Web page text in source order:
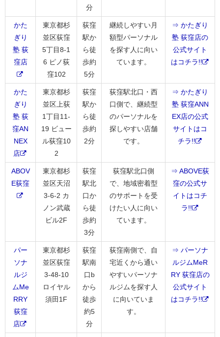
分
かた
ぎり
塾 荻
窪店
東京都杉
並区荻窪
5丁目8-1
6 ピノ荻
窪102
荻窪
駅か
ら徒
歩約
5分
継続しやすい月
額型パーソナル
を探す人に向い
ています。
⇒ かたぎり
塾 荻窪店の
公式サイト
はコチラ!!
かた
ぎり
塾 荻
窪AN
NEX
店
東京都杉
並区上荻
1丁目11-
19 ビュー
ル荻窪10
2
荻窪
駅か
ら徒
歩約
2分
荻窪駅北口・西
口側で、継続型
のパーソナルを
探しやすい店舗
です。
⇒ かたぎり
塾 荻窪ANN
EX店の公式
サイトはコ
チラ!!
ABOV
E荻窪
東京都杉
並区天沼
3-6-2 カ
ノン武蔵
ビル2F
荻窪
駅北
口か
ら徒
歩約
3分
荻窪駅北口側
で、地域密着型
のサポートを受
けたい人に向い
ています。
⇒ ABOVE荻
窪の公式サ
イトはコチ
ラ!!
パー
ソナ
ルジ
ムMe
RRY
荻窪
店
東京都杉
並区荻窪
3-48-10
ロイヤル
須田1F
荻窪
駅南
口b
から
徒歩
約5
分
荻窪南側で、自
宅近くから通い
やすいパーソナ
ルジムを探す人
に向いていま
す。
⇒ パーソナ
ルジムMeR
RY 荻窪店の
公式サイト
はコチラ!!